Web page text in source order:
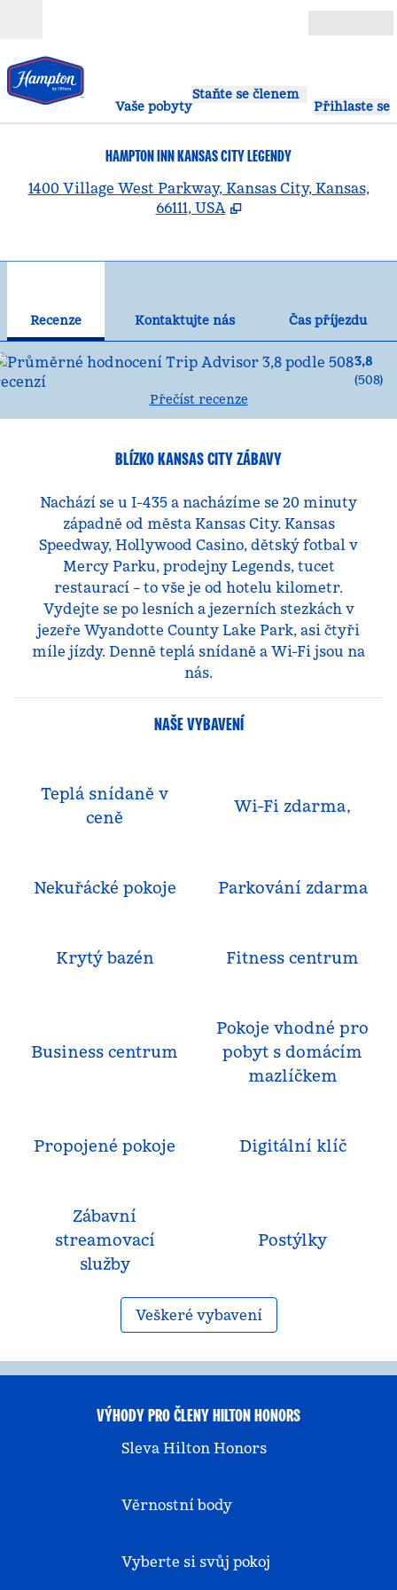
Vaše pobyty
Staňte se členem
Přihlaste se
HAMPTON INN KANSAS CITY LEGENDY
1400 Village West Parkway, Kansas City, Kansas,
66111, USA
Recenze Kontaktujte nás
Čas příjezdu
3,8
(508)
Přečíst recenze
BLÍZKO KANSAS CITY ZÁBAVY
Nachází se u I-435 a nacházíme se 20 minuty
západně od města Kansas City. Kansas
Speedway, Hollywood Casino, dětský fotbal v
Mercy Parku, prodejny Legends, tucet
restaurací – to vše je od hotelu kilometr.
Vydejte se po lesních a jezerních stezkách v
jezeře Wyandotte County Lake Park, asi čtyři
míle jízdy. Denně teplá snídaně a Wi-Fi jsou na
nás.
NAŠE VYBAVENÍ
Teplá snídaně v
ceně
Wi-Fi zdarma,
Nekuřácké pokoje Parkování zdarma
Krytý bazén Fitness centrum
Business centrum
Pokoje vhodné pro
pobyt s domácím
mazlíčkem
Propojené pokoje Digitální klíč
Zábavní
streamovací
služby
Postýlky
Veškeré vybavení
VÝHODY PRO ČLENY HILTON HONORS
Sleva Hilton Honors
Věrnostní body
Vyberte si svůj pokoj